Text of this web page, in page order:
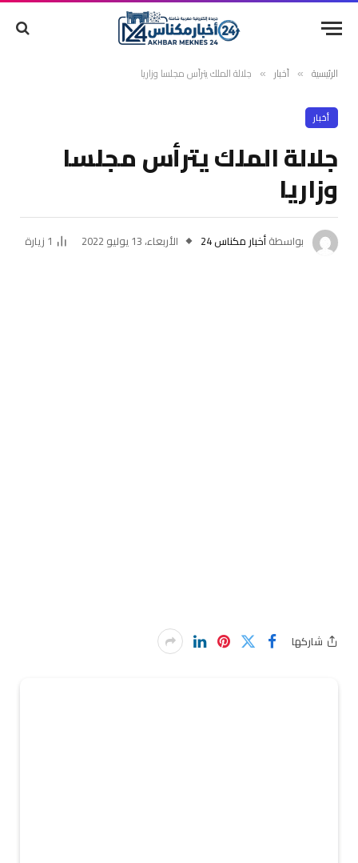
الرئيسية » أخبار » جلالة الملك يترأس مجلسا وزاريا
أخبار
جلالة الملك يترأس مجلسا
وزاريا
بواسطةأخبار مكناس 24 الأربعاء، 13 يوليو 2022 1 زيارة
شاركها